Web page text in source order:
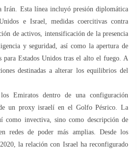
Irán. Esta línea incluyó presión diplomática
e Israel, medidas coercitivas contra
de activos, intensificación de la presencia
y seguridad, así como la apertura de
para Estados Unidos tras el alto el fuego. A
destinadas a alterar los equilibrios del
Emiratos dentro de una configuración
un proxy israelí en el Golfo Pésrico. La
como invectiva, sino como descripción de
redes de poder más amplias. Desde los
la relación con Israel ha reconfigurado